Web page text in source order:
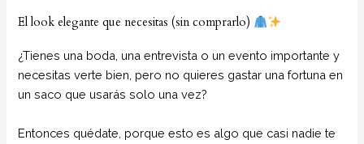
El look elegante que necesitas (sin comprarlo)
¿Tienes una boda, una entrevista o un evento importante y
necesitas verte bien, pero no quieres gastar una fortuna en
un saco que usarás solo una vez?
Entonces quédate, porque esto es algo que casi nadie te